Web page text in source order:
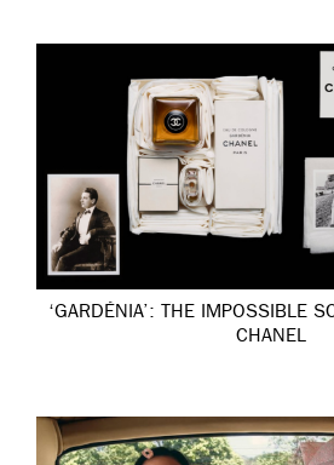
‘GARDÉNIA’: THE IMPOSSIBLE
CHANEL